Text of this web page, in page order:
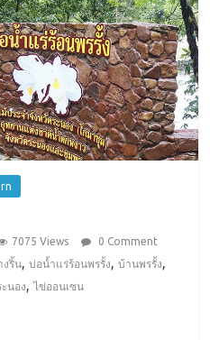
7075 Views
0 Comment
งริ้น,บ่อน้ำแร่ร้อนพรรั้ง,บ้านพรรั้ง,
ะนอง,ไข่ออนเซน